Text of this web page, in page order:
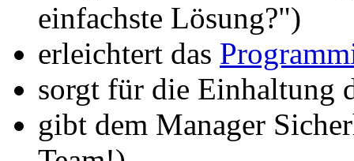
einfachste Lösung?")
erleichtert das
sorgt für die Einhaltung
gibt dem Manager